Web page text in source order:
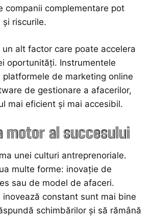
companii complementare pot
riscurile.
alt factor care poate accelera
oportunități. Instrumentele
de marketing online
de gestionare a afacerilor,
mai eficient și mai accesibil.
motor al succesului
unei culturi antreprenoriale.
multe forme: inovație de
sau de model de afaceri.
inovează constant sunt mai bine
schimbărilor și să rămână